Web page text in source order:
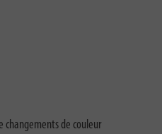
changements de couleur